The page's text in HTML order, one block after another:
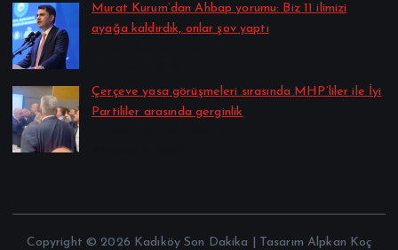
Murat Kurum’dan Ahbap yorumu: Biz 11 ilimizi
ayağa kaldırdık, onlar şov yaptı
Çerçeve yasa görüşmeleri sırasında MHP’liler ile İyi
Partililer arasında gerginlik
Copyright © 2026 Kadıköy Son Dakika | Tasarım Alpkan Koç